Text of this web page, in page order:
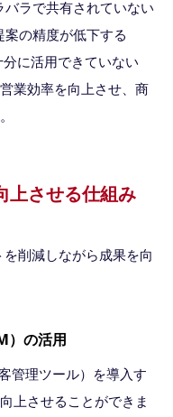
ラで共有されていない
の精度が低下する
に活用できていない
業効率を向上させ、商
上させる仕組み
削減しながら成果を向
）の活用
管理ツール）を導入す
上させることができま